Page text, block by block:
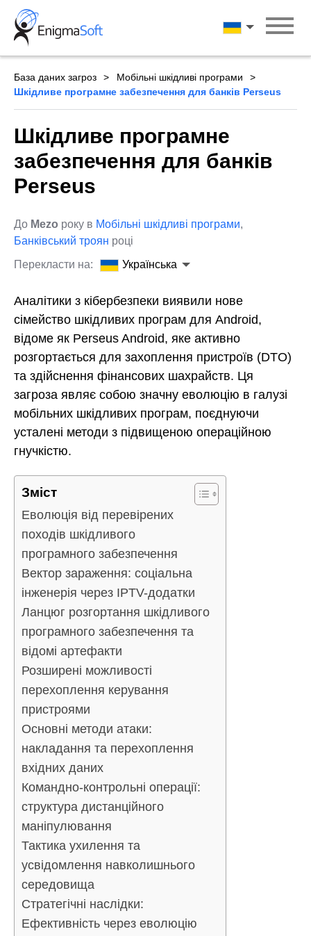
Skip
content
Українська
База даних загроз
Мобільні шкідливі програми
Шкідливе програмне забезпечення для банків Perseus
Шкідливе програмне
забезпечення для банків
Perseus
До Mezo року в Мобільні шкідливі програми,
Банківський троян році
Перекласти на:
Українська
Аналітики з кібербезпеки виявили нове
сімейство шкідливих програм для Android,
відоме як Perseus Android, яке активно
розгортається для захоплення пристроїв (DTO)
та здійснення фінансових шахрайств. Ця
загроза являє собою значну еволюцію в галузі
мобільних шкідливих програм, поєднуючи
усталені методи з підвищеною операційною
гнучкістю.
Зміст
Еволюція від перевірених
походів шкідливого
програмного забезпечення
Вектор зараження: соціальна
інженерія через IPTV-додатки
Ланцюг розгортання шкідливого
програмного забезпечення та
відомі артефакти
Розширені можливості
перехоплення керування
пристроями
Основні методи атаки:
накладання та перехоплення
вхідних даних
Командно-контрольні операції:
структура дистанційного
маніпулювання
Тактика ухилення та
усвідомлення навколишнього
середовища
Стратегічні наслідки:
Ефективність через еволюцію